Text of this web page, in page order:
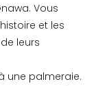
Vous
et les
leurs
une palmeraie.